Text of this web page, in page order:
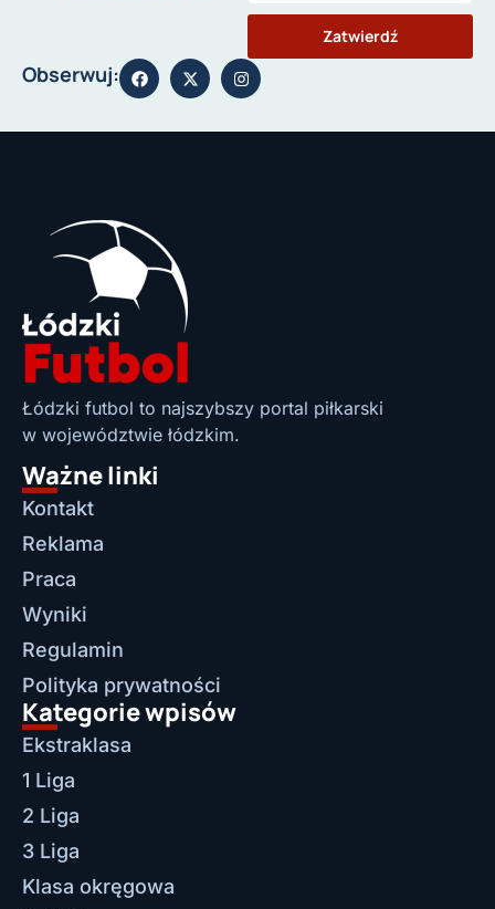
Zatwierdź
Obserwuj:
Łódzki futbol to najszybszy portal piłkarski
w województwie łódzkim.
Ważne linki
Kontakt
Reklama
Praca
Wyniki
Regulamin
Polityka prywatności
Kategorie wpisów
Ekstraklasa
1 Liga
2 Liga
3 Liga
Klasa okręgowa